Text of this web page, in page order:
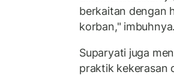
berkaitan dengan
korban," imbuhnya.
Suparyati juga
praktik kekerasan